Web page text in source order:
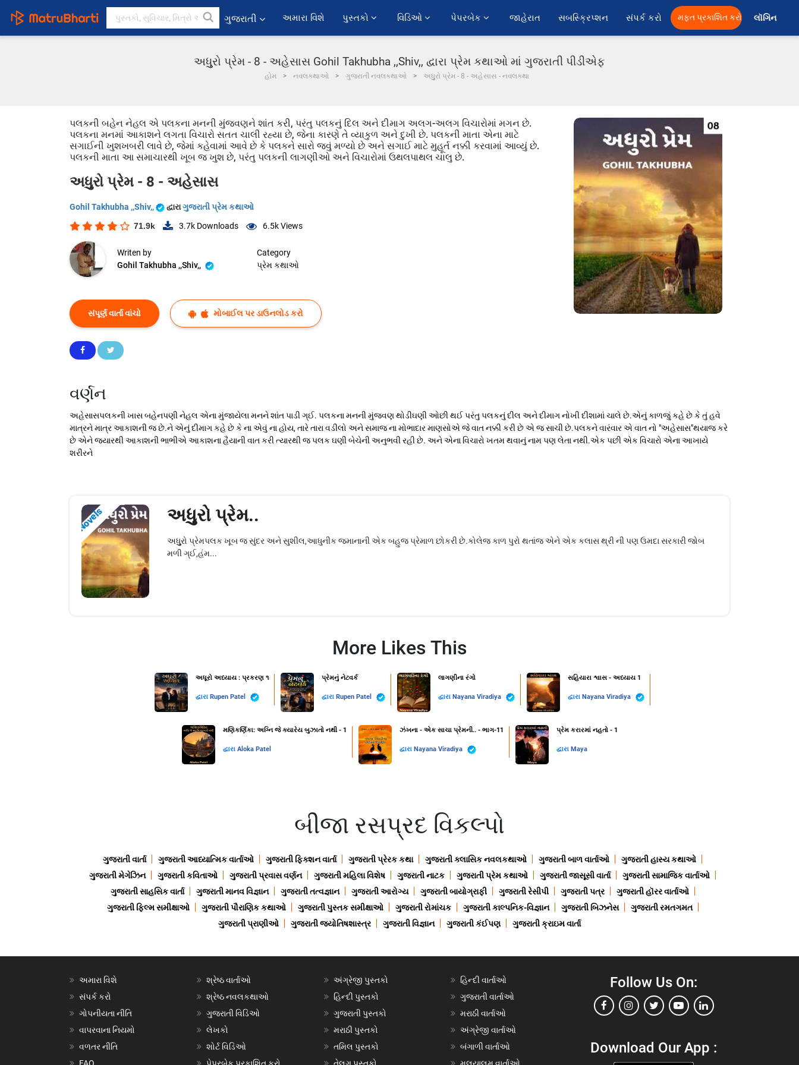
ગુજરાતી અમારા વિશે પુસ્તકો વિડિઓ પેપરબેક જાહેરાત સબસ્ક્રિપ્શન સંપર્ક કરો મફત પ્રકાશિત કરો લૉગિન
અધુુુરો પ્રેમ - 8 - અહેસાસ Gohil Takhubha ,,Shiv,, દ્વારા પ્રેમ કથાઓ માં ગુજરાતી પીડીએફ
હોમ નવલકથાઓ ગુજરાતી નવલકથાઓ અધુુુરો પ્રેમ - 8 - અહેસાસ - નવલકથા
પલકની બહેન નેહલ એ પલકના મનની મુંજવણને શાંત કરી, પરંતુ પલકનું દિલ અને દીમાગ અલગ-અલગ વિચારોમાં મગન છે.
પલકના મનમાં આકાશને લગતા વિચારો સતત ચાલી રહ્યા છે, જેના કારણે તે વ્યાકુળ અને દુખી છે. પલકની માતા એના માટે
સગાઈની ખુશખબરી લાવે છે, જેમાં કહેવામાં આવે છે કે પલકને સારો જવું મળ્યો છે અને સગાઈ માટે મુહૂર્ત નક્કી કરવામાં આવ્યું છે.
પલકની માતા આ સમાચારથી ખૂબ જ ખુશ છે, પરંતુ પલકની લાગણીઓ અને વિચારોમાં ઉથલપાથલ ચાલુ છે.
અધુુુરો પ્રેમ - 8 - અહેસાસ
Gohil Takhubha ,,Shiv,, દ્વારાગુજરાતી પ્રેમ કથાઓ
71.9k 3.7k Downloads 6.5kViews
Writen by
Gohil Takhubha ,,Shiv,,
Category
પ્રેમ કથાઓ
સંપૂર્ણ વાર્તા વાંચો મોબાઈલ પર ડાઉનલોડ કરો
વર્ણન
અહેસાસપલકની ખાસ બહેનપણી નેહલ એના મુંજાયેલા મનને શાંત પાડી ગ્ઈ. પલકના મનની મુંજવણ થોડીઘણી ઓછી થઈ પરંતુ પલકનું દીલ અને દીમાગ નોખી દીશામાં ચાલે છે.એનું કાળજું કહે છે કે તું હવે
માત્રને માત્ર આકાશની જ છે.ને એનું દીમાગ કહે છે કે ના એવું ના હોય, તારે તારા વડીલો અને સમાજ ના મોભાદાર માણસોએ જે વાત નક્કી કરી છે એ જ સાચી છે.પલકને વારંવાર એ વાત નો "અહેસાસ"થયાજ કરે
છે એને જયારથી આકાશની ભાભીએ આકાશના હૈયાની વાત કરી ત્યારથી જ પલક ઘણી બેચેની અનુભવી રહી છે. અને એના વિચારો ખતમ થવાનું નામ પણ લેતા નથી.એક પછી એક વિચારો એના આખાયે
શરીરને
Novels અધુુુરો પ્રેમ..
અધુુુરો પ્રેમપલક ખૂબ જ સુંદર અને સુશીલ,આધુનીક જમાનાની એક બહુજ પ્રેમાળ છોકરી છે.કોલેજ કાળ પુરો થતાંજ એને એક કલાસ થ્રી ની પણ ઉમદા સરકારી જોબ
મળી ગ્ઈ,હંમ...
More Likes This
અધૂરો અધ્યાય : પ્રકરણ ૧
દ્વારા Rupen Patel
પ્રેમનું નેટવર્ક
દ્વારા Rupen Patel
લાગણીના રંગો
દ્વારા Nayana Viradiya
સહિયારા શ્વાસ - અધ્યાય 1
દ્વારા Nayana Viradiya
મણિકર્ણિકા: અગ્નિ જે ક્યારેય બુઝાતો નથી - 1
દ્વારા Aloka Patel
ઝંખના - એક સાચા પ્રેમની.. - ભાગ-11
દ્વારા Nayana Viradiya
પ્રેમ કરારમાં નહતો - 1
દ્વારા Maya
બીજા રસપ્રદ વિકલ્પો
ગુજરાતી વાર્તા ગુજરાતી આધ્યાત્મિક વાર્તાઓ ગુજરાતી ફિક્શન વાર્તા ગુજરાતી પ્રેરક કથા ગુજરાતી ક્લાસિક નવલકથાઓ ગુજરાતી બાળ વાર્તાઓ
ગુજરાતી હાસ્ય કથાઓ
ગુજરાતી મેગેઝિન
ગુજરાતી કવિતાઓ ગુજરાતી પ્રવાસ વર્ણન ગુજરાતી મહિલા વિશેષ ગુજરાતી નાટક ગુજરાતી પ્રેમ કથાઓ ગુજરાતી જાસૂસી વાર્તા
ગુજરાતી સામાજિક વાર્તાઓ
ગુજરાતી સાહસિક વાર્તા
ગુજરાતી માનવ વિજ્ઞાન ગુજરાતી તત્વજ્ઞાન ગુજરાતી આરોગ્ય ગુજરાતી બાયોગ્રાફી ગુજરાતી રેસીપી ગુજરાતી પત્ર
ગુજરાતી હૉરર વાર્તાઓ
ગુજરાતી ફિલ્મ સમીક્ષાઓ
ગુજરાતી પૌરાણિક કથાઓ ગુજરાતી પુસ્તક સમીક્ષાઓ ગુજરાતી રોમાંચક ગુજરાતી કાલ્પનિક-વિજ્ઞાન ગુજરાતી બિઝનેસ
ગુજરાતી રમતગમત
ગુજરાતી પ્રાણીઓ
ગુજરાતી જ્યોતિષશાસ્ત્ર ગુજરાતી વિજ્ઞાન ગુજરાતી કંઈપણ ગુજરાતી ક્રાઇમ વાર્તા
અમારા વિશે
સંપર્ક કરો
ગોપનીયતા નીતિ
વાપરવાના નિયમો
વળતર નીતિ
શ્રેષ્ઠ વાર્તાઓ
શ્રેષ્ઠ નવલકથાઓ
ગુજરાતી વિડિઓ
લેખકો
શોર્ટ વિડિઓ
અંગ્રેજી પુસ્તકો
હિન્દી પુસ્તકો
ગુજરાતી પુસ્તકો
મરાઠી પુસ્તકો
તમિલ પુસ્તકો
હિન્દી વાર્તાઓ
ગુજરાતી વાર્તાઓ
મરાઠી વાર્તાઓ
અંગ્રેજી વાર્તાઓ
બંગાળી વાર્તાઓ
Follow Us On:
Download Our App :